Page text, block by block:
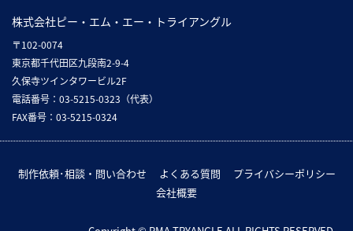
株式会社ピー・エム・エー・トライアングル
〒102-0074
東京都千代田区九段南2-9-4
久保寺ツインタワービル2F
電話番号：03-5215-0323（代表）
FAX番号：03-5215-0324
制作依頼･相談・問い合わせ よくある質問
プライバシーポリシー
会社概要